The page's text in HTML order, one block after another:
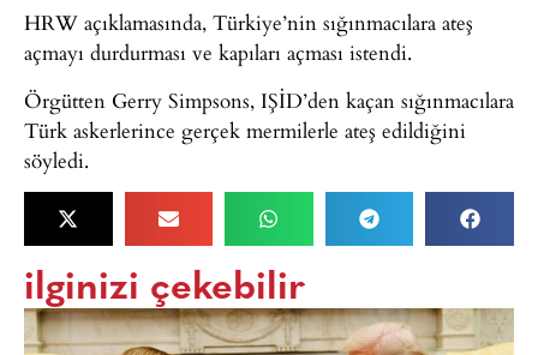
HRW açıklamasında, Türkiye’nin sığınmacılara ateş
açmayı durdurması ve kapıları açması istendi.
Örgütten Gerry Simpsons, IŞİD’den kaçan sığınmacılara
Türk askerlerince gerçek mermilerle ateş edildiğini
söyledi.
ilginizi çekebilir